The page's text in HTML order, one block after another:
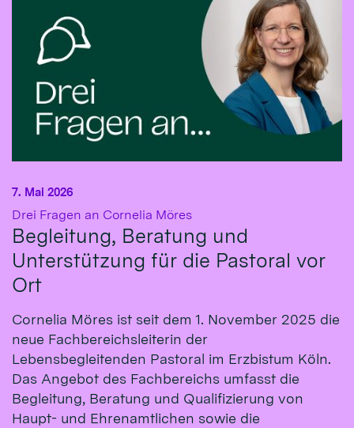
Drei Fragen an Cornelia Möres:
Begleitung, Beratung und
Unterstützung für die Pastoral vor
Ort
7. Mai 2026
Cornelia Möres ist seit dem 1. November 2025 die
neue Fachbereichsleiterin der
Lebensbegleitenden Pastoral im Erzbistum Köln.
Das Angebot des Fachbereichs umfasst die
Begleitung, Beratung und Qualifizierung von
Haupt- und Ehrenamtlichen sowie die